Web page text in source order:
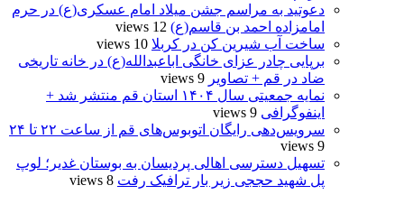
دعوتید به مراسم جشن میلاد امام عسکری(ع) در حرم
امامزاده احمد بن قاسم(ع) 12 views
ساخت آب شیرین کن در کربلا 10 views
برپایی چادر عزای خانگی اباعبدالله(ع) در خانه تاریخی
ضاد در قم + تصاویر 9 views
نمایه جمعیتی سال ۱۴۰۴ استان قم منتشر شد +
اینفوگرافی 9 views
سرویس‌دهی رایگان اتوبوس‌های قم از ساعت ۲۲ تا ۲۴
9 views
تسهیل دسترسی اهالی پردیسان به بوستان غدیر؛ لوپ
پل شهید حججی زیر بار ترافیک رفت 8 views